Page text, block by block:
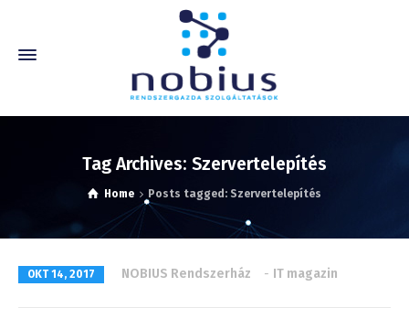
Tag Archives: Szervertelepítés
Home Posts tagged: Szervertelepítés
OKT 14, 2017 NOBIUS Rendszerház - IT magazin